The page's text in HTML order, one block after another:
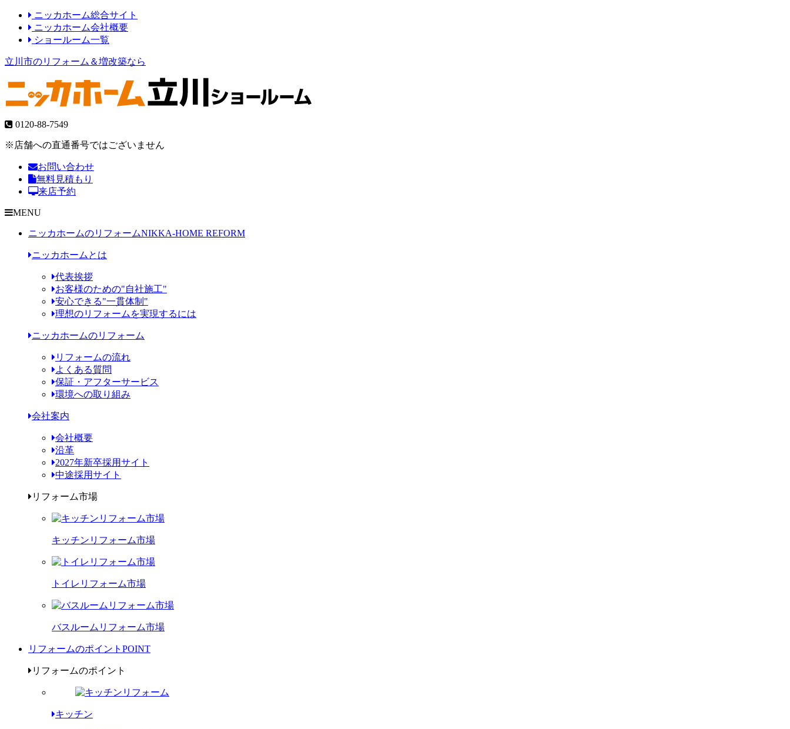
ニッカホーム総合サイト
ニッカホーム会社概要
ショールーム一覧
立川市のリフォーム＆増改築なら
0120-88-7549
※店舗への直通番号ではございません
お問い合わせ
無料見積もり
来店予約
MENU
ニッカホームのリフォームNIKKA-HOME REFORM
ニッカホームとは
代表挨拶
お客様のための"自社施工"
安心できる"一貫体制"
理想のリフォームを実現するには
ニッカホームのリフォーム
リフォームの流れ
よくある質問
保証・アフターサービス
環境への取り組み
会社案内
会社概要
沿革
2027年新卒採用サイト
中途採用サイト
リフォーム市場
キッチンリフォーム市場
トイレリフォーム市場
バスルームリフォーム市場
リフォームのポイント POINT
リフォームのポイント
キッチン